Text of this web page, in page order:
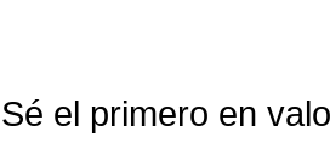
Sé el primero en